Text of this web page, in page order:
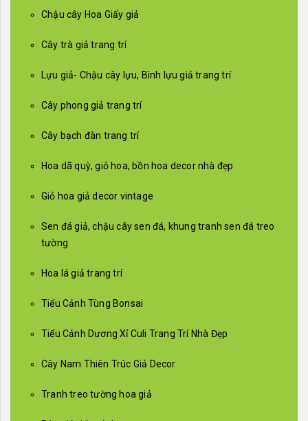
Chậu cây Hoa Giấy giả
Cây trà giả trang trí
Lựu giả- Chậu cây lựu, Bình lựu giả trang trí
Cây phong giả trang trí
Cây bạch đàn trang trí
Hoa dã quỳ, giỏ hoa, bồn hoa decor nhà đẹp
Giỏ hoa giả decor vintage
Sen đá giả, chậu cây sen đá, khung tranh sen đá treo
tường
Hoa lá giả trang trí
Tiểu Cảnh Tùng Bonsai
Tiểu Cảnh Dương Xỉ Culi Trang Trí Nhà Đẹp
Cây Nam Thiên Trúc Giả Decor
Tranh treo tường hoa giả